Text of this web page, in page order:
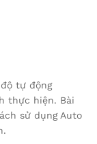
tự động
thực hiện. Bài
sử dụng Auto